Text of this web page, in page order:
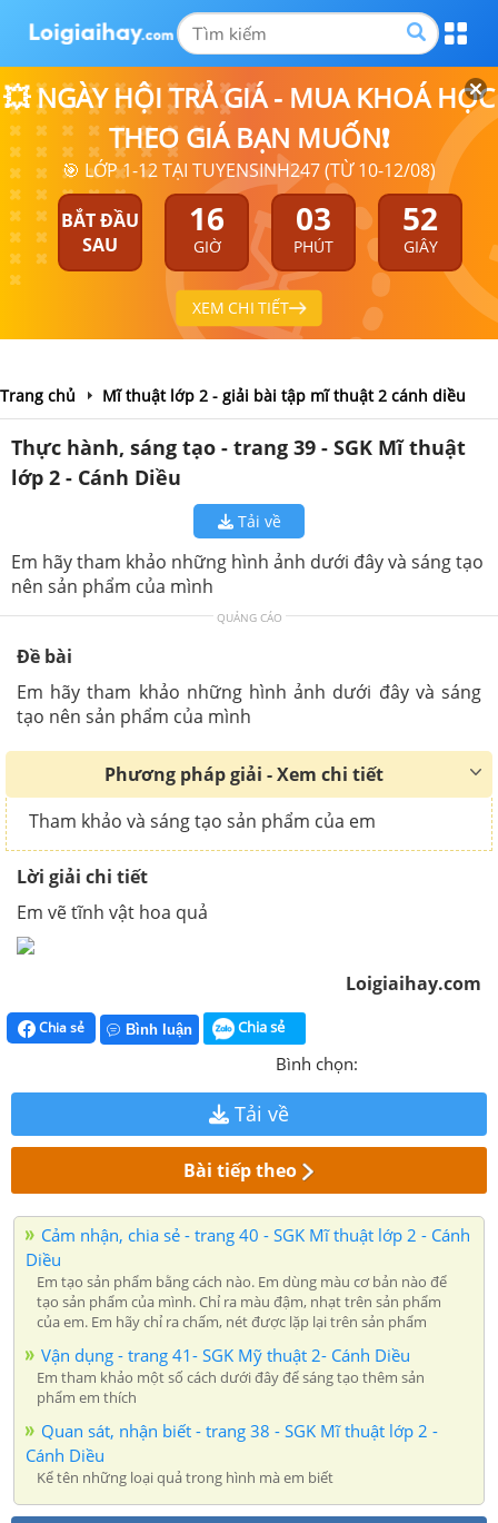
💥 NGÀY HỘI TRẢ GIÁ - MUA KHOÁ HỌC
THEO GIÁ BẠN MUỐN❗
🎯 LỚP 1-12 TẠI TUYENSINH247 (TỪ 10-12/08)
BẮT ĐẦU
SAU
16
GIỜ
03
PHÚT
52
GIÂY
XEM CHI TIẾT
Trang chủ Mĩ thuật lớp 2 - giải bài tập mĩ thuật 2 cánh diều
Thực hành, sáng tạo - trang 39 - SGK Mĩ thuật
lớp 2 - Cánh Diều
Tải về
Em hãy tham khảo những hình ảnh dưới đây và sáng tạo
nên sản phẩm của mình
QUẢNG CÁO
Đề bài
Em hãy tham khảo những hình ảnh dưới đây và sáng
tạo nên sản phẩm của mình
Phương pháp giải - Xem chi tiết
Tham khảo và sáng tạo sản phẩm của em
Lời giải chi tiết
Em vẽ tĩnh vật hoa quả
Loigiaihay.com
Chia sẻ Bình luận Chia sẻ
Bình chọn:
Tải về
Bài tiếp theo
Cảm nhận, chia sẻ - trang 40 - SGK Mĩ thuật lớp 2 - Cánh
Diều
Em tạo sản phẩm bằng cách nào. Em dùng màu cơ bản nào để
tạo sản phẩm của mình. Chỉ ra màu đậm, nhạt trên sản phẩm
của em. Em hãy chỉ ra chấm, nét được lặp lại trên sản phẩm
Vận dụng - trang 41- SGK Mỹ thuật 2- Cánh Diều
Em tham khảo một số cách dưới đây để sáng tạo thêm sản
phẩm em thích
Quan sát, nhận biết - trang 38 - SGK Mĩ thuật lớp 2 -
Cánh Diều
Kể tên những loại quả trong hình mà em biết